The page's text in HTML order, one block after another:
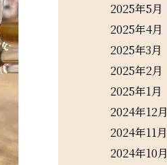
2025年5月
2025年4月
2025年3月
2025年2月
2025年1月
2024年12月
2024年11月
2024年10月